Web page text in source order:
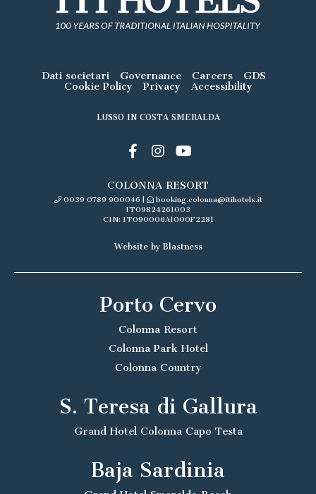
Dati societari Governance Careers
GDS
Cookie Policy
Privacy Accessibility
LUSSO IN COSTA SMERALDA
COLONNA RESORT
0039 0789 900046 |
booking.colonna@itihotels.it
IT09824261003
CIN: IT090006A1000F2281
Website by Blastness
Porto Cervo
Colonna Resort
Colonna Park Hotel
Colonna Country
S. Teresa di Gallura
Grand Hotel Colonna Capo Testa
Baja Sardinia